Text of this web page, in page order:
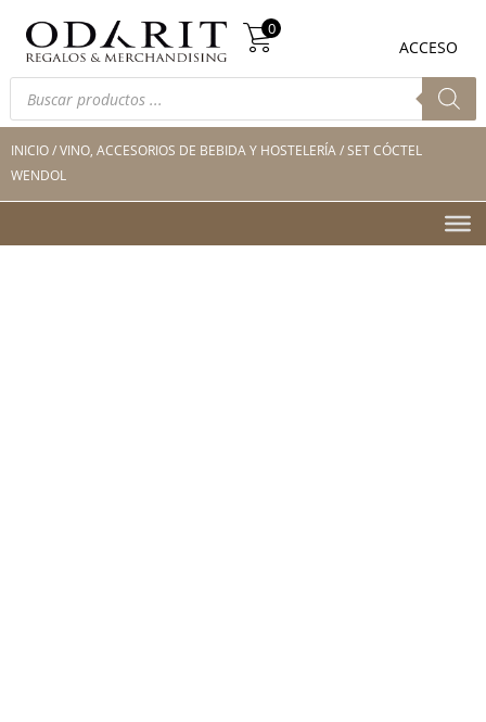
Búsqueda
de
productos
0
ACCESO
0
Búsqueda
productos
INICIO/VINO, ACCESORIOS DE BEBIDA Y HOSTELERÍA/ SET CÓCTEL
WENDOL